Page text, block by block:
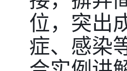
位，突出
症、感染